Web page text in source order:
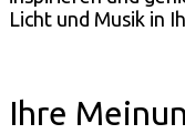
Licht und Musik in
Ihre